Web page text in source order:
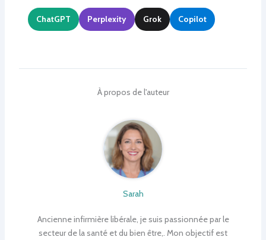
ChatGPT Perplexity Grok Copilot
À propos de l'auteur
Sarah
Ancienne infirmière libérale, je suis passionnée par le
secteur de la santé et du bien être,. Mon objectif est